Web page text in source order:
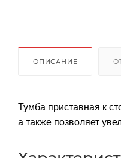
ОПИСАНИЕ
Тумба приставная к
а также позволяет